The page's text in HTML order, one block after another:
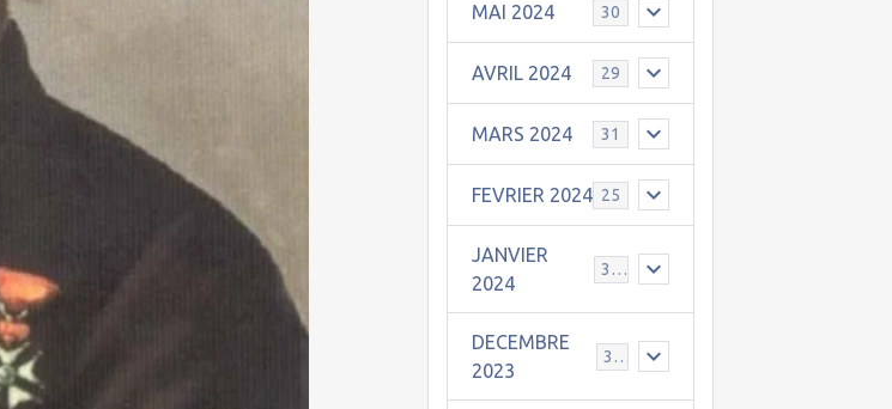
MAI 2024 30
AVRIL 2024 29
MARS 2024 31
FEVRIER 2024 25
JANVIER
2024
30
DECEMBRE
2023
31